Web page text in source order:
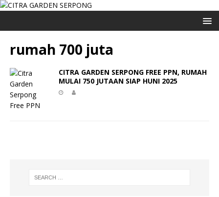
rumah 700 juta
CITRA GARDEN SERPONG FREE PPN, RUMAH
MULAI 750 JUTAAN SIAP HUNI 2025